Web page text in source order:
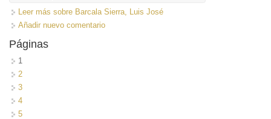
Leer más sobre Barcala Sierra, Luis José
Añadir nuevo comentario
Páginas
1
2
3
4
5